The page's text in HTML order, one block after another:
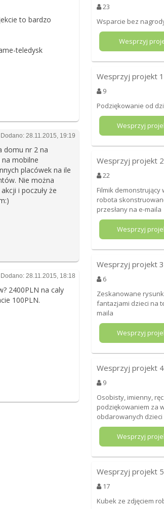
to bardzo
teledysk
Dodano: 28.11.2015, 19:19
domu nr 2 na
na mobilne
placówek na ile
Nie można
i poczuły że
Dodano: 28.11.2015, 18:18
2400PLN na caly
100PLN.
23
Wsparcie bez
Wesprzyj
Wesprzyj projekt
9
Podziękowanie od
Wesprzyj
Wesprzyj projekt
22
Filmik demonstrujący
robota
przesłany na e-maila
Wesprzyj
Wesprzyj projekt
6
Zeskanowane
fantazjami dzieci na
maila
Wesprzyj
Wesprzyj projekt
9
Osobisty, imienny,
podziękowaniem za
obdarowanych dzieci
Wesprzyj
Wesprzyj projekt
17
Kubek ze zdjęciem